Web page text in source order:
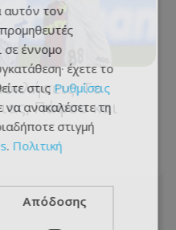
Το
Πάφου και
αυτόν τον
σε έννομο
έχετε το
στις Ρυθμίσεις
να ανακαλέσετε τη
στιγμή
. Πολιτική
Απόδοσης